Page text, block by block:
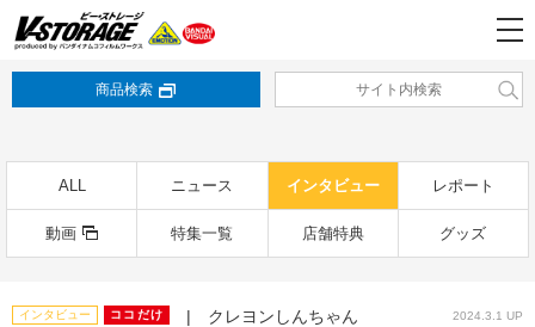
商品検索
ALL ニュース インタビュー レポート
動画 特集一覧 店舗特典 グッズ
インタビュー ココだけ | クレヨンしんちゃん 2024.3.1 UP